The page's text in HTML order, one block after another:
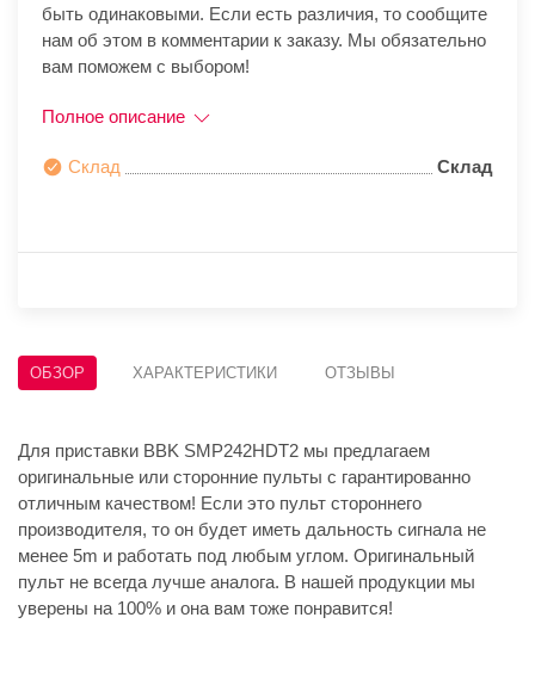
быть одинаковыми. Если есть различия, то сообщите
нам об этом в комментарии к заказу. Мы обязательно
вам поможем с выбором!
Полное описание
Склад Склад
ОБЗОР ХАРАКТЕРИСТИКИ ОТЗЫВЫ
Для приставки BBK SMP242HDT2 мы предлагаем
оригинальные или сторонние пульты с гарантированно
отличным качеством! Если это пульт стороннего
производителя, то он будет иметь дальность сигнала не
менее 5m и работать под любым углом. Оригинальный
пульт не всегда лучше аналога. В нашей продукции мы
уверены на 100% и она вам тоже понравится!